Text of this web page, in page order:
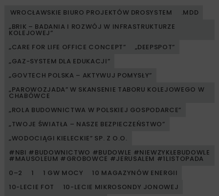
WROCŁAWSKIE BIURO PROJEKTÓW DROSYSTEM
.MDD
„BRIK – BADANIA I ROZWÓJ W INFRASTRUKTURZE
KOLEJOWEJ”
„CARE FOR LIFE OFFICE CONCEPT”
„DEEPSPOT”
„GAZ-SYSTEM DLA EDUKACJI”
„GOVTECH POLSKA – AKTYWUJ POMYSŁY”
„PAROWOZJADA” W SKANSENIE TABORU KOLEJOWEGO W
CHABÓWCE
„ROLA BUDOWNICTWA W POLSKIEJ GOSPODARCE”
„TWOJE ŚWIATŁA – NASZE BEZPIECZEŃSTWO”
„WODOCIĄGI KIELECKIE” SP. Z O.O.
#NBI #BUDOWNICTWO #BUDOWLE #NIEWZYKŁEBUDOWLE
#MAUSOLEUM #GROBOWCE #JERUSALEM #1LISTOPADA
0–2
1 1 GW MOCY
10 MAGAZYNÓW ENERGII
10-LECIE FOT
10-LECIE MIKROSONDY JONOWEJ